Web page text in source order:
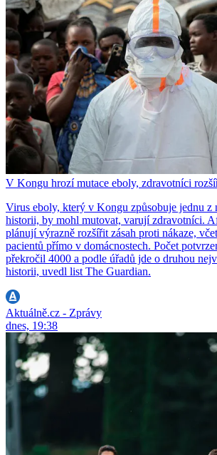
V Kongu hrozí mutace eboly, zdravotníci
Virus eboly, který v Kongu způsobuje jednu z
historii, by mohl mutovat, varují zdravotníci.
plánují výrazně rozšířit zásah proti nákaze,
pacientů přímo v domácnostech. Počet
překročil 4000 a podle úřadů jde o druhou
historii, uvedl list The Guardian.
Aktuálně.cz - Zprávy
dnes, 19:38